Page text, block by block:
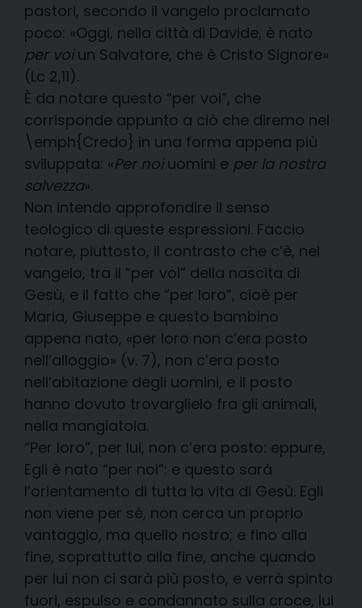
pastori, secondo il vangelo proclamato
poco: «Oggi, nella città di Davide, è nato
per voiun Salvatore, che è Cristo Signore»
(Lc 2,11).
È da notare questo “per voi”, che
corrisponde appunto a ciò che diremo nel
\emph{Credo} in una forma appena più
sviluppata: «Per noiuomini e per la nostra
salvezza».
Non intendo approfondire il senso
teologico di queste espressioni. Faccio
notare, piuttosto, il contrasto che c’è, nel
vangelo, tra il “per voi” della nascita di
Gesù, e il fatto che “per loro”, cioè per
Maria, Giuseppe e questo bambino
appena nato, «per loro non c’era posto
nell’alloggio» (v. 7), non c’era posto
nell’abitazione degli uomini, e il posto
hanno dovuto trovarglielo fra gli animali,
nella mangiatoia.
“Per loro”, per lui, non c’era posto: eppure,
Egli è nato “per noi”: e questo sarà
l’orientamento di tutta la vita di Gesù. Egli
non viene per sé, non cerca un proprio
vantaggio, ma quello nostro; e fino alla
fine, soprattutto alla fine, anche quando
per lui non ci sarà più posto, e verrà spinto
fuori, espulso e condannato sulla croce, lui